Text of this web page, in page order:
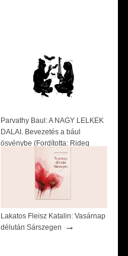
Parvathy Baul: A NAGY LELKEK
DALAI. Bevezetés a bául
ösvénybe (Fordította: Rideg
Lakatos Fleisz Katalin: Vasárnap
délután Sárszegen
→